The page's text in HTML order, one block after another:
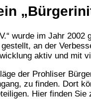
wurde im Jahr
an der
aktiv und mit
der Prohliser
zu finden. Dort
Hier finden